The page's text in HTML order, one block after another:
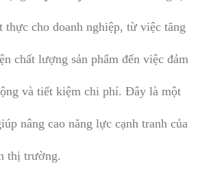
cho doanh nghiệp, từ việc tăng
chất lượng sản phẩm đến việc đảm
và tiết kiệm chi phí. Đây là một
nâng cao năng lực cạnh tranh của
thị trường.